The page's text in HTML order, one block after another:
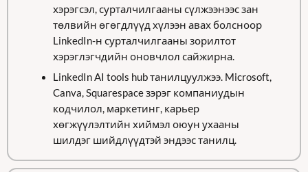
хэрэгсэл, сурталчилгааны сүлжээнээс зан
төлвийн өгөгдлүүд хүлээн авах болсноор
LinkedIn-н сурталчилгааны зорилтот
хэрэглэгчдийн оновчлол сайжирна.
LinkedIn AI tools hub танилцуулжээ. Microsoft,
Canva, Squarespace зэрэг компаниудын
кодчилол, маркетинг, карьер
хөгжүүлэлтийн хиймэл оюун ухааны
шилдэг шийдлүүдтэй эндээс танилц.